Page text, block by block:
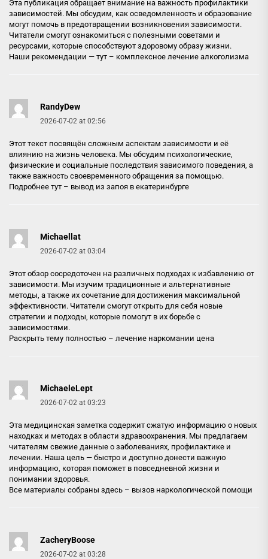
Эта публикация обращает внимание на важность профилактики
зависимостей. Мы обсудим, как осведомленность и образование
могут помочь в предотвращении возникновения зависимости.
Читатели смогут ознакомиться с полезными советами и
ресурсами, которые способствуют здоровому образу жизни.
Наши рекомендации — тут – комплексное лечение алкоголизма
RandyDew
2026-07-02 at 02:56
Этот текст посвящён сложным аспектам зависимости и её
влиянию на жизнь человека. Мы обсудим психологические,
физические и социальные последствия зависимого поведения, а
также важность своевременного обращения за помощью.
Подробнее тут – вывод из запоя в екатеринбурге
Michaellat
2026-07-02 at 03:04
Этот обзор сосредоточен на различных подходах к избавлению от
зависимости. Мы изучим традиционные и альтернативные
методы, а также их сочетание для достижения максимальной
эффективности. Читатели смогут открыть для себя новые
стратегии и подходы, которые помогут в их борьбе с
зависимостями.
Раскрыть тему полностью – лечение наркомании цена
MichaeleLept
2026-07-02 at 03:23
Эта медицинская заметка содержит сжатую информацию о новых
находках и методах в области здравоохранения. Мы предлагаем
читателям свежие данные о заболеваниях, профилактике и
лечении. Наша цель — быстро и доступно донести важную
информацию, которая поможет в повседневной жизни и
понимании здоровья.
Все материалы собраны здесь – вызов наркологической помощи
ZacheryBoose
2026-07-02 at 03:28